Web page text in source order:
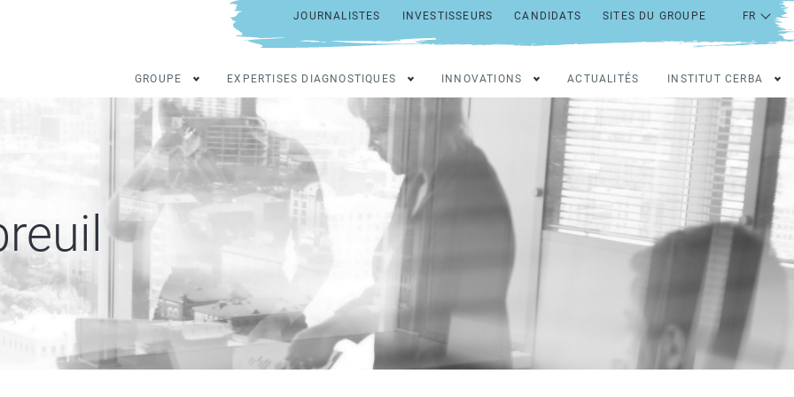
JOURNALISTES INVESTISSEURS CANDIDATS SITES DU GROUPE
GROUPE EXPERTISES DIAGNOSTIQUES INNOVATIONS ACTUALITÉS INSTITUT CERBA